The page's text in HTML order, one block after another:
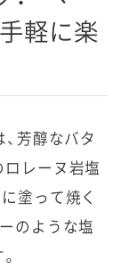
軽に楽
芳醇なバタ
レーヌ岩塩
塗って焼く
のような塩